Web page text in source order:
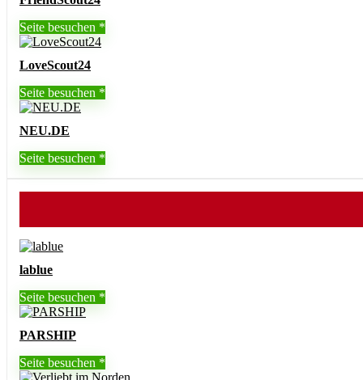
Seite besuchen
LoveScout24
Seite besuchen
NEU.DE
Seite besuchen
lablue
Seite besuchen
PARSHIP
Seite besuchen